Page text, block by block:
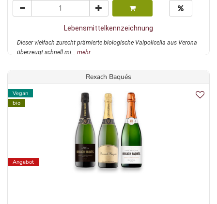
Lebensmittelkennzeichnung
Dieser vielfach zurecht prämierte biologische Valpolicella aus Verona
überzeugt schnell mi... mehr
Rexach Baqués
Vegan
bio
Angebot